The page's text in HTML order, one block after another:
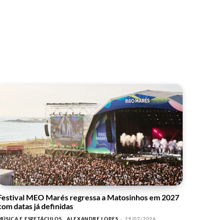
MEO Marés regressa a Matosinhos em 2027
datas já definidas
E ESPETÁCULOS ALEXANDRE LOPES - 29/07/2026